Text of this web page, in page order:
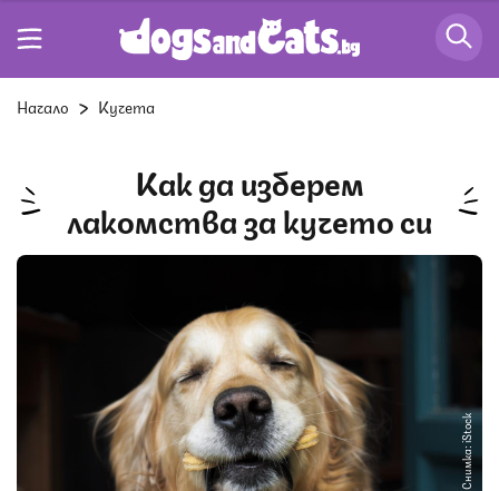
Начало Кучета
Как да изберем
лакомства за кучето си
Снимка: iStock